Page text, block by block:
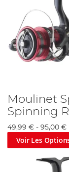
Moulinet
Spinning
49,99 € - 95,00 €
Voir Les